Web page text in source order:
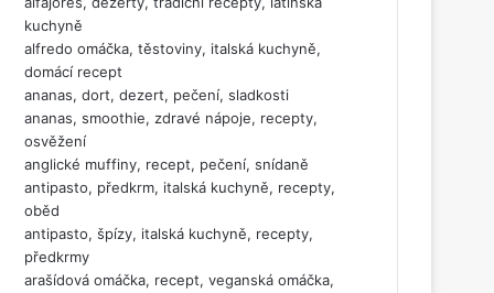
kuchyně
alfredo omáčka, těstoviny, italská kuchyně,
domácí recept
ananas, dort, dezert, pečení, sladkosti
ananas, smoothie, zdravé nápoje, recepty,
osvěžení
anglické muffiny, recept, pečení, snídaně
antipasto, předkrm, italská kuchyně, recepty,
oběd
antipasto, špízy, italská kuchyně, recepty,
předkrmy
arašídová omáčka, recept, veganská omáčka,